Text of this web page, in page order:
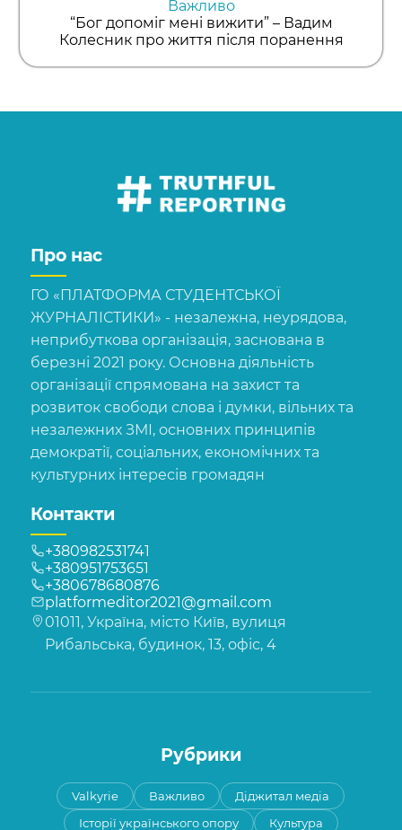
Важливо
“Бог допоміг мені вижити” – Вадим
Колесник про життя після поранення
Про нас
ГО «ПЛАТФОРМА СТУДЕНТСЬКОЇ
ЖУРНАЛІСТИКИ» - незалежна, неурядова,
неприбуткова організація, заснована в
березні 2021 року. Основна діяльність
організації спрямована на захист та
розвиток свободи слова і думки, вільних та
незалежних ЗМІ, основних принципів
демократії, соціальних, економічних та
культурних інтересів громадян
Контакти
+380982531741
+380951753651
+380678680876
platformeditor2021@gmail.com
01011, Україна, місто Київ, вулиця
Рибальська, будинок, 13, офіс, 4
Рубрики
Valkyrie Важливо
Діджитал медіа
Історії українського опору
Культура